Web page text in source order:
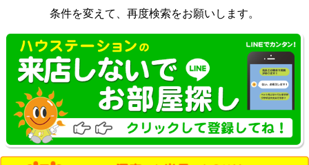
条件を変えて、再度検索をお願いします。